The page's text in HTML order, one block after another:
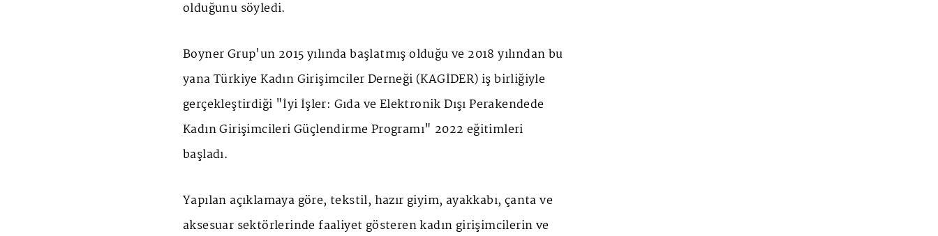
olduğunu söyledi.
Boyner Grup'un 2015 yılında başlatmış olduğu ve 2018 yılından bu
yana Türkiye Kadın Girişimciler Derneği (KAGİDER) iş birliğiyle
gerçekleştirdiği "İyi İşler: Gıda ve Elektronik Dışı Perakendede
Kadın Girişimcileri Güçlendirme Programı" 2022 eğitimleri
başladı.
Yapılan açıklamaya göre, tekstil, hazır giyim, ayakkabı, çanta ve
aksesuar sektörlerinde faaliyet gösteren kadın girişimcilerin ve